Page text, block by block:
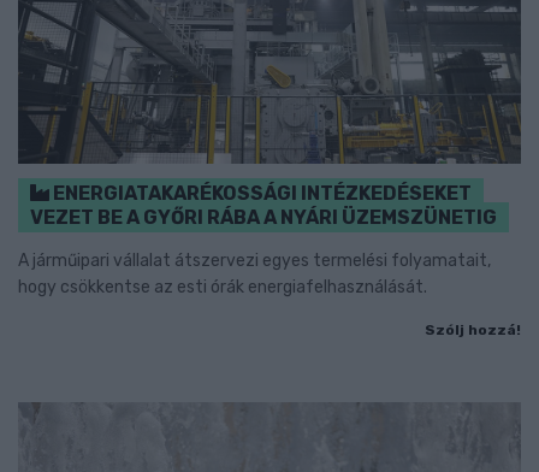
ENERGIATAKARÉKOSSÁGI INTÉZKEDÉSEKET
VEZET BE A GYŐRI RÁBA A NYÁRI ÜZEMSZÜNETIG
A járműipari vállalat átszervezi egyes termelési folyamatait,
hogy csökkentse az esti órák energiafelhasználását.
Szólj hozzá!